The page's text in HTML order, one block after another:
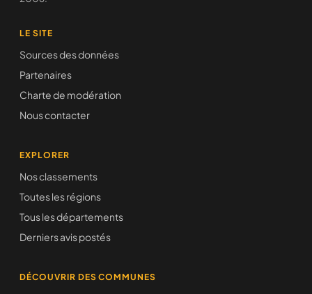
LE SITE
Sources des données
Partenaires
Charte de modération
Nous contacter
EXPLORER
Nos classements
Toutes les régions
Tous les départements
Derniers avis postés
DÉCOUVRIR DES COMMUNES